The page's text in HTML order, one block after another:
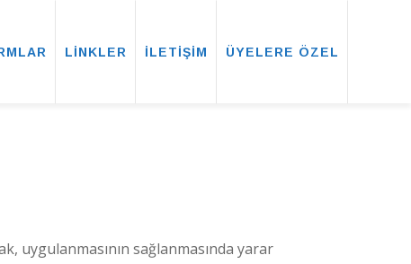
LİNKLER İLETİŞİM ÜYELERE ÖZEL
uygulanmasının sağlanmasında yarar